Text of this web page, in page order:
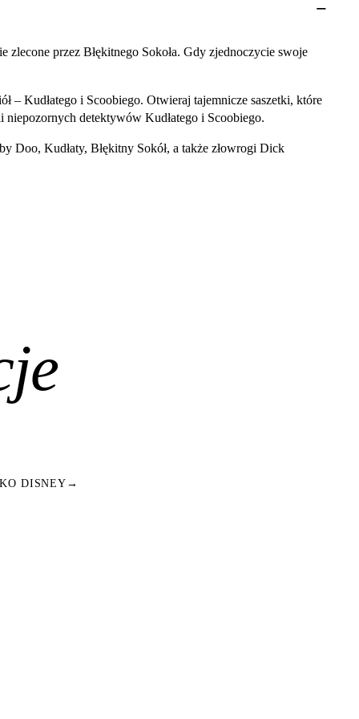
przez Błękitnego Sokoła. Gdy zjednoczycie swoje
– Kudłatego i Scoobiego. Otwieraj tajemnicze saszetki, które
detektywów Kudłatego i Scoobiego.
Doo, Kudłaty, Błękitny Sokół, a także złowrogi Dick
DISNEY →